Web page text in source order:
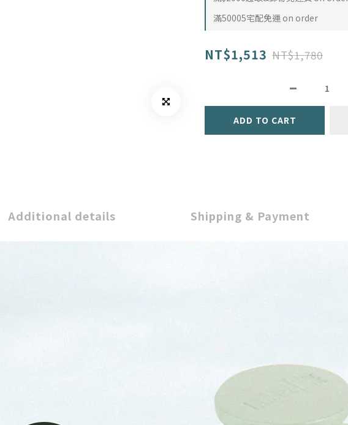
滿50005宅配免運 on order
NT$1,513 NT$1,780
ADD TO CART
Additional details Shipping & Payment